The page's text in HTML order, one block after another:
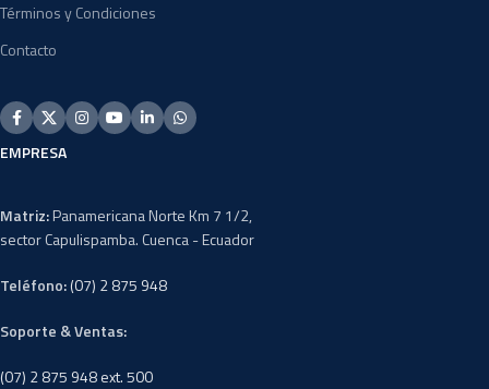
Términos y Condiciones
Contacto
EMPRESA
Matriz:Panamericana Norte Km 7 1/2,
sector Capulispamba. Cuenca - Ecuador
Teléfono:(07) 2 875 948
Soporte & Ventas:
(07) 2 875 948 ext. 500